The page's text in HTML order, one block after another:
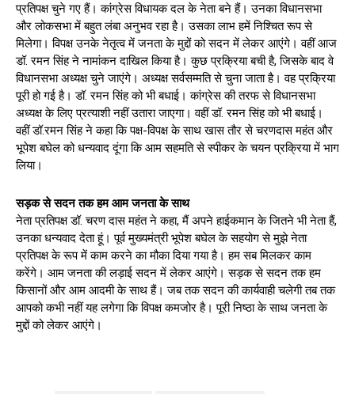
प्रतिपक्ष चुने गए हैं। कांग्रेस विधायक दल के नेता बने हैं। उनका विधानसभा
और लोकसभा में बहुत लंबा अनुभव रहा है। उसका लाभ हमें निश्चित रूप से
मिलेगा। विपक्ष उनके नेतृत्व में जनता के मुद्दों को सदन में लेकर आएंगे। वहीं आज
डॉ. रमन सिंह ने नामांकन दाखिल किया है। कुछ प्रक्रिया बची है, जिसके बाद वे
विधानसभा अध्यक्ष चुने जाएंगे। अध्यक्ष सर्वसम्मति से चुना जाता है। वह प्रक्रिया
पूरी हो गई है। डॉ. रमन सिंह को भी बधाई। कांग्रेस की तरफ से विधानसभा
अध्यक्ष के लिए प्रत्याशी नहीं उतारा जाएगा। वहीं डॉ. रमन सिंह को भी बधाई।
वहीं डॉ.रमन सिंह ने कहा कि पक्ष-विपक्ष के साथ खास तौर से चरणदास महंत और
भूपेश बघेल को धन्यवाद दूंगा कि आम सहमति से स्पीकर के चयन प्रक्रिया में भाग
लिया।
सड़क से सदन तक हम आम जनता के साथ
नेता प्रतिपक्ष डॉ. चरण दास महंत ने कहा, मैं अपने हाईकमान के जितने भी नेता हैं,
उनका धन्यवाद देता हूं। पूर्व मुख्यमंत्री भूपेश बघेल के सहयोग से मुझे नेता
प्रतिपक्ष के रूप में काम करने का मौका दिया गया है। हम सब मिलकर काम
करेंगे। आम जनता की लड़ाई सदन में लेकर आएंगे। सड़क से सदन तक हम
किसानों और आम आदमी के साथ हैं। जब तक सदन की कार्यवाही चलेगी तब तक
आपको कभी नहीं यह लगेगा कि विपक्ष कमजोर है। पूरी निष्ठा के साथ जनता के
मुद्दों को लेकर आएंगे।